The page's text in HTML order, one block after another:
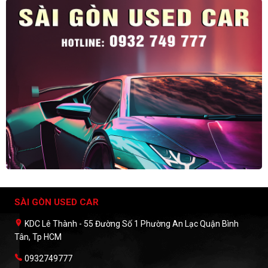
SÀI GÒN USED CAR
KDC Lê Thành - 55 Đường Số 1 Phường An Lạc Quận Bình
Tân, Tp HCM
0932749777